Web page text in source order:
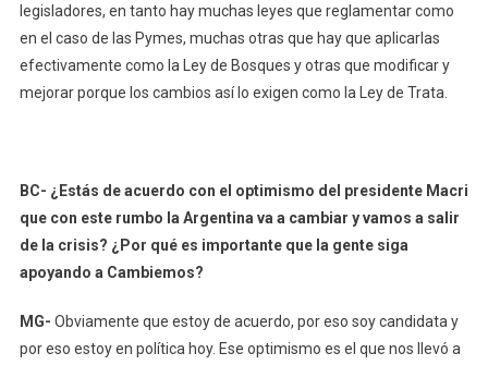
legisladores, en tanto hay muchas leyes que reglamentar como
en el caso de las Pymes, muchas otras que hay que aplicarlas
efectivamente como la Ley de Bosques y otras que modificar y
mejorar porque los cambios así lo exigen como la Ley de Trata.
BC- ¿Estás de acuerdo con el optimismo del presidente Macri
que con este rumbo la Argentina va a cambiar y vamos a salir
de la crisis? ¿Por qué es importante que la gente siga
apoyando a Cambiemos?
MG- Obviamente que estoy de acuerdo, por eso soy candidata y
por eso estoy en política hoy. Ese optimismo es el que nos llevó a